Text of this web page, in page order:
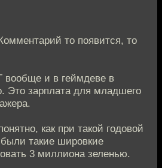
то появится, то
вообще и в геймдеве в
Это зарплата для младшего
как при такой годовой
такие шировкие
3 миллиона зеленью.